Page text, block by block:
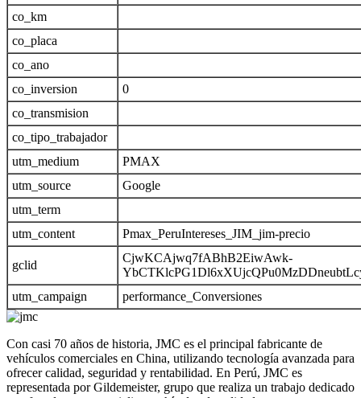
co_km
co_placa
co_ano
co_inversion
0
co_transmision
co_tipo_trabajador
utm_medium
PMAX
utm_source
Google
utm_term
utm_content
Pmax_PeruIntereses_JIM_jim-precio
gclid
CjwKCAjwq7fABhB2EiwAwk-
utm_campaign
performance_Conversiones
Con casi 70 años de historia, JMC es el principal fabricante de
vehículos comerciales en China, utilizando tecnología avanzada para
ofrecer calidad, seguridad y rentabilidad. En Perú, JMC es
representada por Gildemeister, grupo que realiza un trabajo dedicado